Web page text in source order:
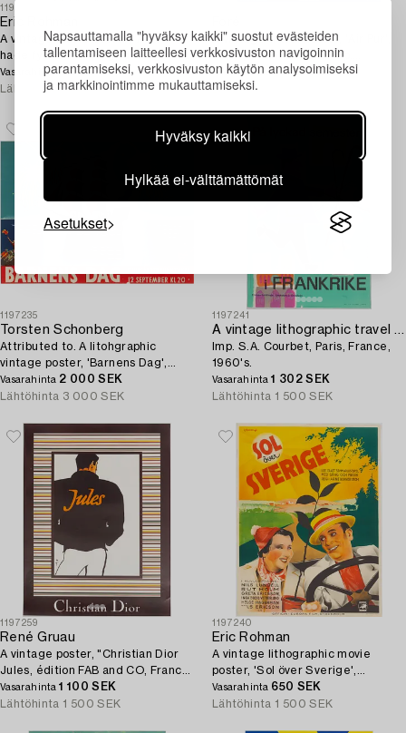
Napsauttamalla "hyväksy kaikki" suostut evästeiden
tallentamiseen laitteellesi verkkosivuston navigoinnin
parantamiseksi, verkkosivuston käytön analysoimiseksi
ja markkinointimme mukauttamiseksi.
Hyväksy kaikki
Hylkää ei-välttämättömät
Asetukset
1197239
Eric Rohman
A vintage movie poster, 'Adam
hade fyra söner', Ingrid Bergman,
J. Olséns Litografiska Anstalt,
1941.
Vasarahinta3 000 SEK
Lähtöhinta 3 000 SEK
A vintage travel poster, 'Air Pur',
SNCF, Chabrillac s.a. Imp.
Toulouse Paris, France, 1974.
Vasarahinta2 250 SEK
Lähtöhinta
1197235
Torsten Schonberg
Attributed to. A litohgraphic
vintage poster, 'Barnens Dag',
1920's.
Vasarahinta 2 000 SEK
Lähtöhinta 3 000 SEK
1197241
A vintage lithographic travel poster 'På lyckad semester i Frankrike',
Imp. S.A. Courbet, Paris, France,
1960's.
Vasarahinta1 302 SEK
Lähtöhinta 1 500 SEK
1197259
René Gruau
A vintage poster, "Christian Dior
Jules, édition FAB and CO, France,
1980's.
Vasarahinta1 100 SEK
Lähtöhinta 1 500 SEK
1197240
Eric Rohman
A vintage lithographic movie
poster, 'Sol över Sverige',
Ljunglöfs, Stockholm, 1938.
Vasarahinta 650 SEK
Lähtöhinta 1 500 SEK